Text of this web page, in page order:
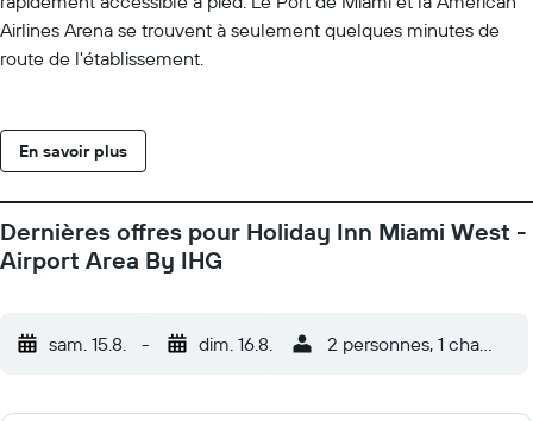
Airlines Arena se trouvent à seulement quelques minutes de
route de l'établissement.
En savoir plus
Dernières offres pour Holiday Inn Miami West -
Airport Area By IHG
sam. 15.8. - dim. 16.8. 2 personnes, 1 chambre